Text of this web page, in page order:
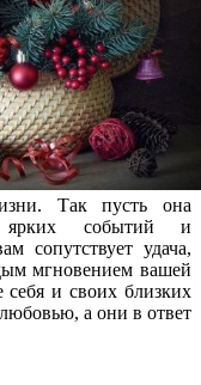
Так пусть она
ярких событий и
сопутствует удача,
мгновением вашей
и своих близких
а они в ответ